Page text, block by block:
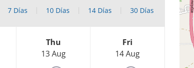
7 Días 10 Días 14 Días 30 Días
Thu
13 Aug
Fri
14 Aug